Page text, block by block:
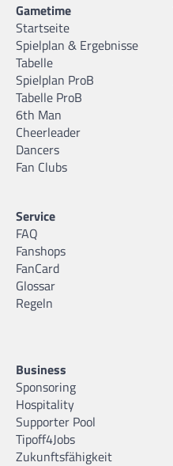
Gametime
Startseite
Spielplan & Ergebnisse
Tabelle
Spielplan ProB
Tabelle ProB
6th Man
Cheerleader
Dancers
Fan Clubs
Service
FAQ
Fanshops
FanCard
Glossar
Regeln
Business
Sponsoring
Hospitality
Supporter Pool
Tipoff4Jobs
Zukunftsfähigkeit